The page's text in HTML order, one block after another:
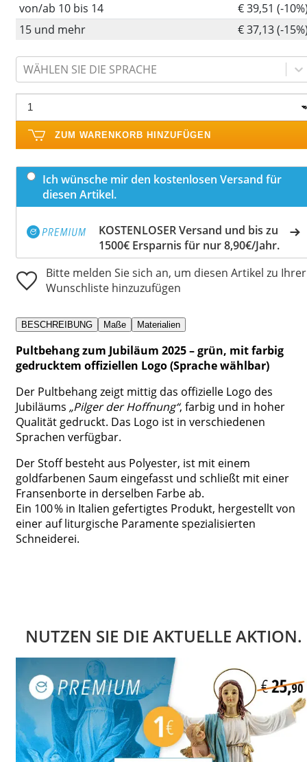
von/ab 10 bis 14
€ 39,51 (-
15 und mehr
€ 37,13 (-
WÄHLEN SIE DIE SPRACHE
ZUM WARENKORB HINZUFÜGEN
Ich wünsche mir den kostenlosen Versand für
diesen Artikel.
KOSTENLOSER Versand und bis zu
1500€ Ersparnis für nur 8,90€/Jahr.
Bitte melden Sie sich an, um diesen Artikel zu Ihrer
Wunschliste hinzuzufügen
BESCHREIBUNG Maße Materialien
Pultbehang zum Jubiläum 2025 – grün, mit farbig
gedrucktem offiziellen Logo (Sprache wählbar)
Der Pultbehang zeigt mittig das offizielle Logo des
Jubiläums „Pilger der Hoffnung“, farbig und in hoher
Qualität gedruckt. Das Logo ist in verschiedenen
Sprachen verfügbar.
Der Stoff besteht aus Polyester, ist mit einem
goldfarbenen Saum eingefasst und schließt mit einer
Fransenborte in derselben Farbe ab.
Ein 100 % in Italien gefertigtes Produkt, hergestellt von
einer auf liturgische Paramente spezialisierten
Schneiderei.
NUTZEN SIE DIE AKTUELLE AKTION.